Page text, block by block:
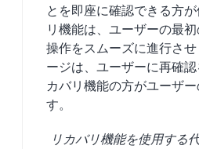
とを即座に確認できる方
リ機能は、ユーザーの最初
操作をスムーズに進行さ
ージは、ユーザーに再確
カバリ機能の方がユーザ
す。
リカバリ機能を使用する